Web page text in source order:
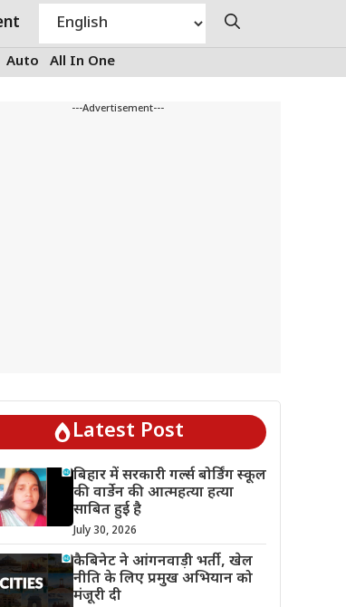
Auto All In One
---Advertisement---
Latest Post
बिहार में सरकारी गर्ल्स बोर्डिंग स्कूल
की वार्डेन की आत्महत्या हत्या
साबित हुई है
July 30, 2026
कैबिनेट ने आंगनवाड़ी भर्ती, खेल
नीति के लिए प्रमुख अभियान को
मंजूरी दी